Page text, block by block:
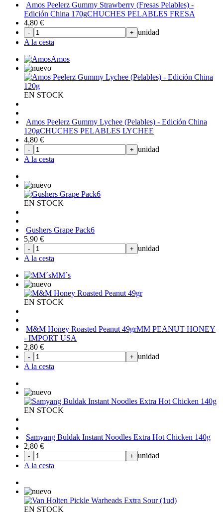
Amos Peelerz Gummy Strawberry (Fresas Pelables) -
Edición China 170gCHUCHES PELABLES FRESA
4,80 €
- + unidad
A la cesta
Amos
EN STOCK
Amos Peelerz Gummy Lychee (Pelables) - Edición China
120gCHUCHES PELABLES LYCHEE
4,80 €
- + unidad
A la cesta
EN STOCK
Gushers Grape Pack6
5,90 €
- + unidad
A la cesta
MM´s
EN STOCK
M&M Honey Roasted Peanut 49grMM PEANUT HONEY
- IMPORT USA
2,80 €
- + unidad
A la cesta
EN STOCK
Samyang Buldak Instant Noodles Extra Hot Chicken 140g
2,80 €
- + unidad
A la cesta
EN STOCK